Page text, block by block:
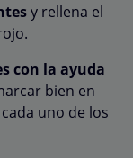
y rellena el
con la ayuda
bien en
uno de los